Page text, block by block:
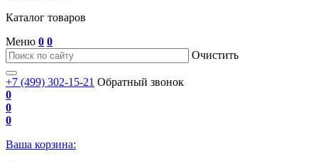
Каталог товаров
Меню 0 0
Очистить
+7 (499) 302-15-21 Обратный звонок
0
0
0
Ваша корзина: